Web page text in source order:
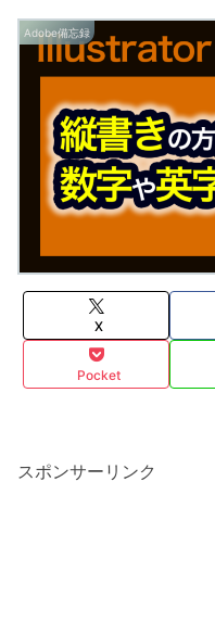
Adobe備忘録
X
Pocket
スポンサーリンク